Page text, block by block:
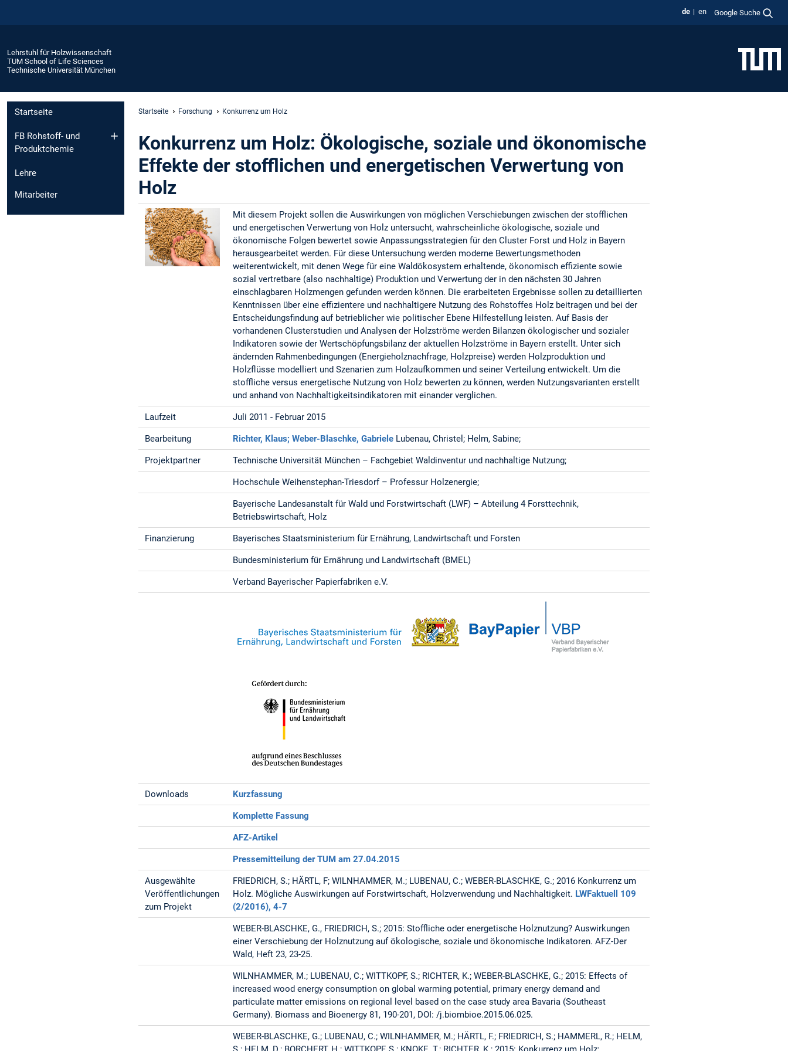
de en Google Suche
Lehrstuhl für Holzwissenschaft
TUM School of Life Sciences
Technische Universität München
Startseite
FB Rohstoff- und
Produktchemie
Lehre
Mitarbeiter
Startseite Forschung Konkurrenz um Holz
Konkurrenz um Holz: Ökologische, soziale und ökonomische
Effekte der stofflichen und energetischen Verwertung von
Holz
Mit diesem Projekt sollen die Auswirkungen von möglichen Verschiebungen zwischen der stofflichen
und energetischen Verwertung von Holz untersucht, wahrscheinliche ökologische, soziale und
ökonomische Folgen bewertet sowie Anpassungsstrategien für den Cluster Forst und Holz in Bayern
herausgearbeitet werden. Für diese Untersuchung werden moderne Bewertungsmethoden
weiterentwickelt, mit denen Wege für eine Waldökosystem erhaltende, ökonomisch effiziente sowie
sozial vertretbare (also nachhaltige) Produktion und Verwertung der in den nächsten 30 Jahren
einschlagbaren Holzmengen gefunden werden können. Die erarbeiteten Ergebnisse sollen zu detaillierten
Kenntnissen über eine effizientere und nachhaltigere Nutzung des Rohstoffes Holz beitragen und bei der
Entscheidungsfindung auf betrieblicher wie politischer Ebene Hilfestellung leisten. Auf Basis der
vorhandenen Clusterstudien und Analysen der Holzströme werden Bilanzen ökologischer und sozialer
Indikatoren sowie der Wertschöpfungsbilanz der aktuellen Holzströme in Bayern erstellt. Unter sich
ändernden Rahmenbedingungen (Energieholznachfrage, Holzpreise) werden Holzproduktion und
Holzflüsse modelliert und Szenarien zum Holzaufkommen und seiner Verteilung entwickelt. Um die
stoffliche versus energetische Nutzung von Holz bewerten zu können, werden Nutzungsvarianten erstellt
und anhand von Nachhaltigkeitsindikatoren mit einander verglichen.
Laufzeit Juli 2011 - Februar 2015
Bearbeitung Richter, Klaus; Weber-Blaschke, Gabriele Lubenau, Christel; Helm, Sabine;
Projektpartner Technische Universität München – Fachgebiet Waldinventur und nachhaltige Nutzung;
Hochschule Weihenstephan-Triesdorf – Professur Holzenergie;
Bayerische Landesanstalt für Wald und Forstwirtschaft (LWF) – Abteilung 4 Forsttechnik,
Betriebswirtschaft, Holz
Finanzierung Bayerisches Staatsministerium für Ernährung, Landwirtschaft und Forsten
Bundesministerium für Ernährung und Landwirtschaft (BMEL)
Verband Bayerischer Papierfabriken e.V.
Downloads Kurzfassung
Komplette Fassung
AFZ-Artikel
Pressemitteilung der TUM am 27.04.2015
Ausgewählte
Veröffentlichungen
zum Projekt
FRIEDRICH, S.; HÄRTL, F; WILNHAMMER, M.; LUBENAU, C.; WEBER-BLASCHKE, G.; 2016 Konkurrenz um
Holz. Mögliche Auswirkungen auf Forstwirtschaft, Holzverwendung und Nachhaltigkeit. LWFaktuell 109
(2/2016), 4-7
WEBER-BLASCHKE, G., FRIEDRICH, S.; 2015: Stoffliche oder energetische Holznutzung? Auswirkungen
einer Verschiebung der Holznutzung auf ökologische, soziale und ökonomische Indikatoren. AFZ-Der
Wald, Heft 23, 23-25.
WILNHAMMER, M.; LUBENAU, C.; WITTKOPF, S.; RICHTER, K.; WEBER-BLASCHKE, G.; 2015: Effects of
increased wood energy consumption on global warming potential, primary energy demand and
particulate matter emissions on regional level based on the case study area Bavaria (Southeast
Germany). Biomass and Bioenergy 81, 190-201, DOI: /j.biombioe.2015.06.025.
WEBER-BLASCHKE, G.; LUBENAU, C.; WILNHAMMER, M.; HÄRTL, F.; FRIEDRICH, S.; HAMMERL, R.; HELM,